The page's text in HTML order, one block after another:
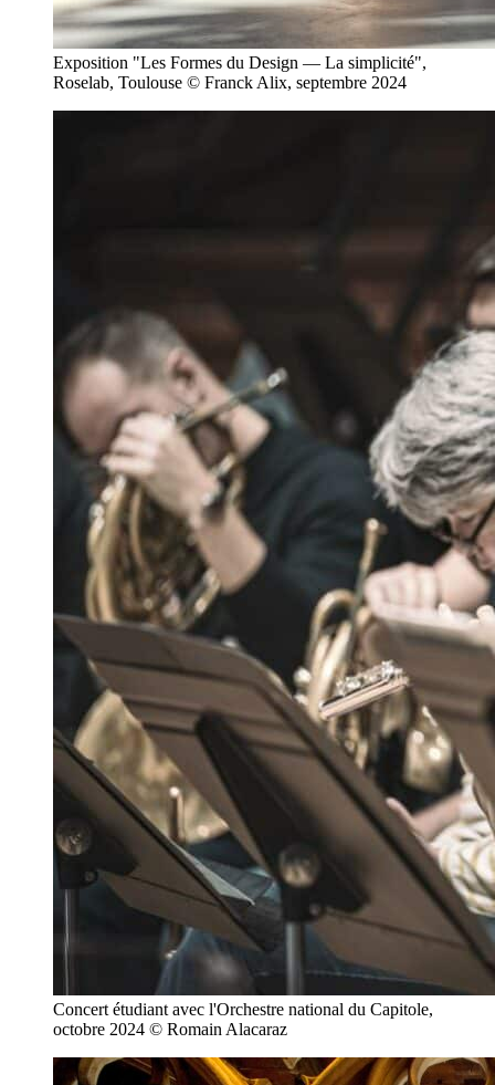
Exposition "Les Formes du Design — La simplicité",
Roselab, Toulouse © Franck Alix, septembre 2024
Concert étudiant avec l'Orchestre national du Capitole,
octobre 2024 © Romain Alacaraz